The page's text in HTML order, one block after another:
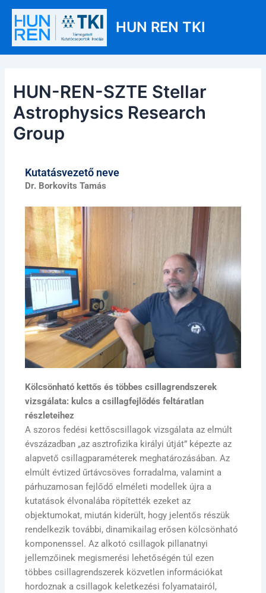
Skip
content
HUN REN TKI
HUN-REN-SZTE Stellar
Astrophysics Research
Group
Kutatásvezető neve
Dr. Borkovits Tamás
Kölcsönható kettős és többes csillagrendszerek
vizsgálata: kulcs a csillagfejlődés feltáratlan
részleteihez
A szoros fedési kettőscsillagok vizsgálata az elmúlt
évszázadban „az asztrofizika királyi útját” képezte az
alapvető csillagparaméterek meghatározásában. Az
elmúlt évtized űrtávcsöves forradalma, valamint a
párhuzamosan fejlődő elméleti modellek újra a
kutatások élvonalába röpítették ezeket az
objektumokat, miután kiderült, hogy jelentős részük
rendelkezik további, dinamikailag erősen kölcsönható
komponenssel. Az alkotó csillagok pillanatnyi
jellemzőinek megismerési lehetőségén túl ezen
többes csillagrendszerek közvetlen információkat
hordoznak a csillagok keletkezési folyamatairól,
Post
navigation